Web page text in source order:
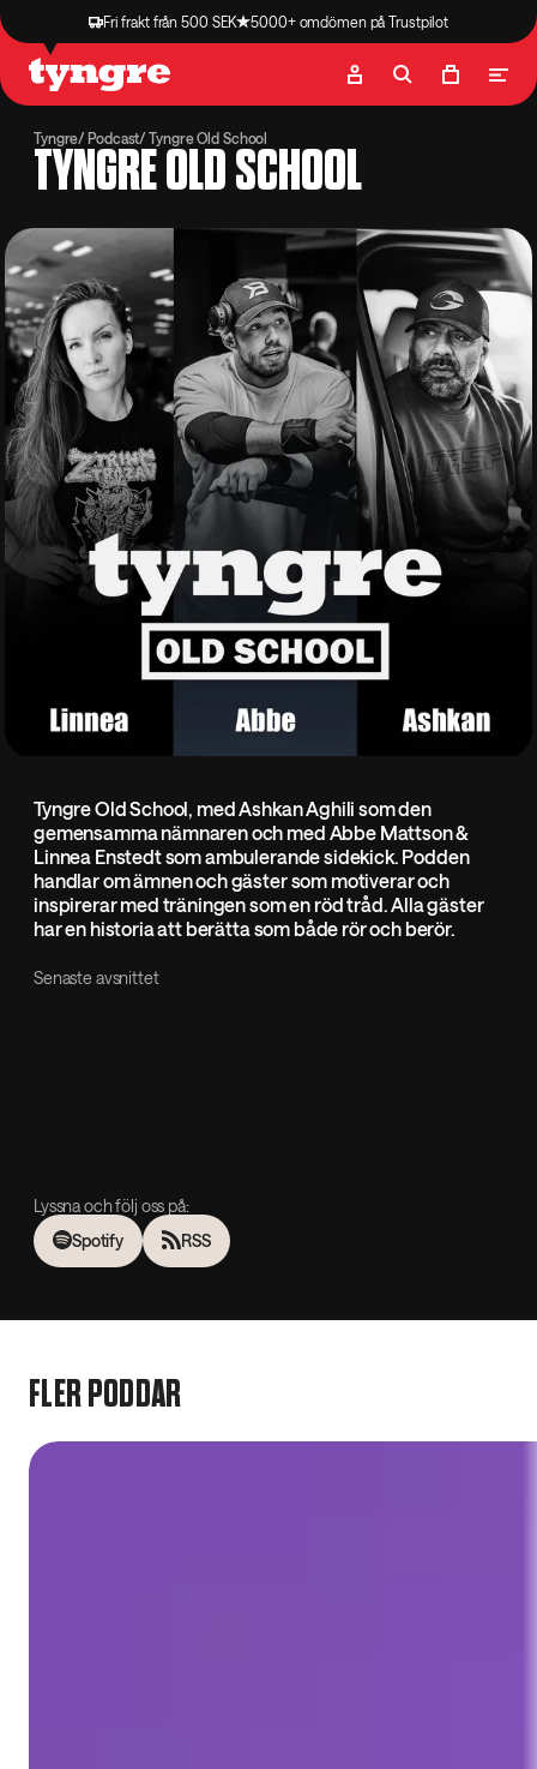
Fri frakt från 500 SEK 5000+ omdömen på Trustpilot
Butik Recept
Tyngre Podcast Tyngre Old School
TYNGRE OLD SCHOOL
Tyngre Old School, med Ashkan Aghili som den
gemensamma nämnaren och med Abbe Mattson &
Linnea Enstedt som ambulerande sidekick. Podden
handlar om ämnen och gäster som motiverar och
inspirerar med träningen som en röd tråd. Alla gäster
har en historia att berätta som både rör och berör.
Senaste avsnittet
Lyssna och följ oss på:
Spotify
RSS
FLER PODDAR